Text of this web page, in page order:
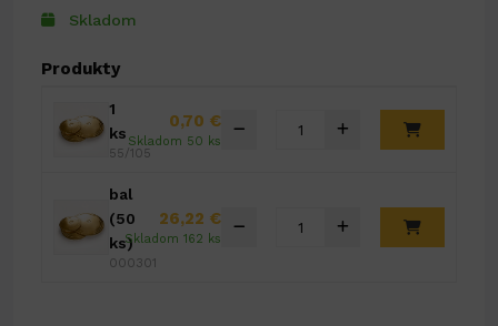
Skladom
Produkty
1
ks
55/105
0,70 €
Skladom 50 ks
bal
(50
ks)
000301
26,22 €
Skladom 162 ks